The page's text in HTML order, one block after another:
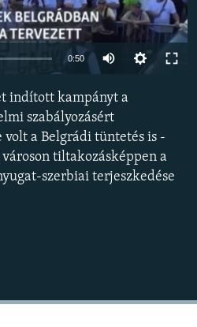
0:50
indított kampányt a
szabályozásért
volt a Belgrádi tüntetés is -
tiltakozásképpen a
szerbiai terjeszkedése